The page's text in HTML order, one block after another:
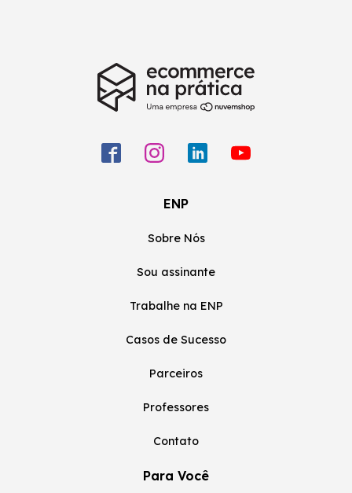
ENP
Sobre Nós
Sou assinante
Trabalhe na ENP
Casos de Sucesso
Parceiros
Professores
Contato
Para Você